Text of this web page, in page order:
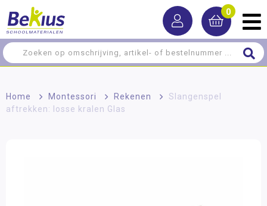
0
Home > Montessori > Rekenen >
Slangenspel
aftrekken: losse kralen Glas